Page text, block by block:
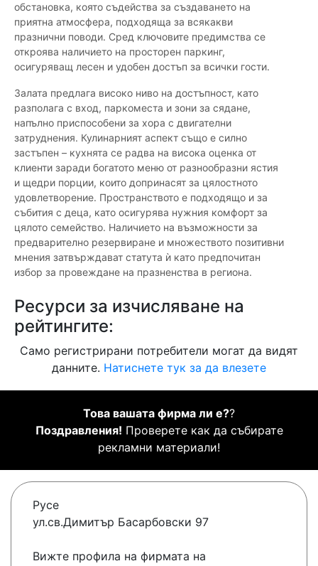
обстановка, която съдейства за създаването на
приятна атмосфера, подходяща за всякакви
празнични поводи. Сред ключовите предимства се
откроява наличието на просторен паркинг,
осигуряващ лесен и удобен достъп за всички гости.
Залата предлага високо ниво на достъпност, като
разполага с вход, паркоместа и зони за сядане,
напълно приспособени за хора с двигателни
затруднения. Кулинарният аспект също е силно
застъпен – кухнята се радва на висока оценка от
клиенти заради богатото меню от разнообразни ястия
и щедри порции, които допринасят за цялостното
удовлетворение. Пространството е подходящо и за
събития с деца, като осигурява нужния комфорт за
цялото семейство. Наличието на възможности за
предварително резервиране и множеството позитивни
мнения затвърждават статута ѝ като предпочитан
избор за провеждане на празненства в региона.
Ресурси за изчисляване на
рейтингите:
Само регистрирани потребители могат да видят
данните. Натиснете тук за да влезете
Това вашата фирма ли е??
Поздравления! Проверете как да събирате
рекламни материали!
Русе
ул.св.Димитър Басарбовски 97
Вижте профила на фирмата на